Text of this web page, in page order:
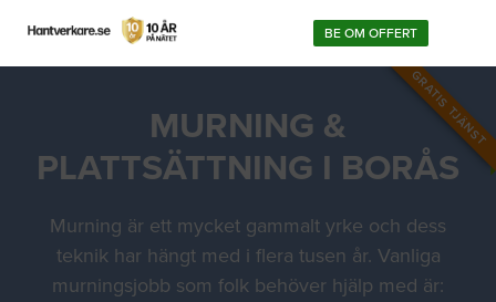
BE OM OFFERT
GRATIS TJÄNST
MURNING &
PLATTSÄTTNING I BORÅS
Murning är ett mycket gammalt yrke och dess
teknik har hängt med i flera tusen år. Vanliga
murningsjobb som folk behöver hjälp med är: